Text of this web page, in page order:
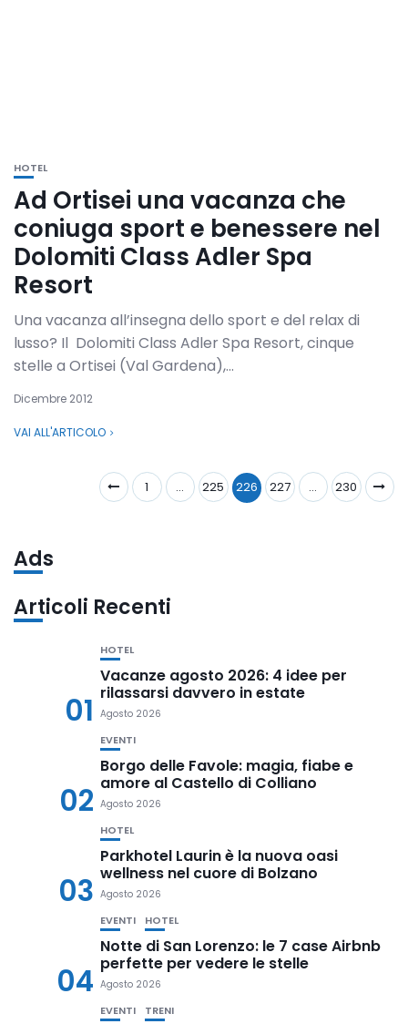
HOTEL
Ad Ortisei una vacanza che
coniuga sport e benessere nel
Dolomiti Class Adler Spa
Resort
Una vacanza all’insegna dello sport e del relax di
lusso? Il Dolomiti Class Adler Spa Resort, cinque
stelle a Ortisei (Val Gardena),...
Dicembre 2012
VAI ALL'ARTICOLO
1 … 225 226 227 … 230
Ads
Articoli Recenti
01
HOTEL
Vacanze agosto 2026: 4 idee per
rilassarsi davvero in estate
Agosto 2026
02
EVENTI
Borgo delle Favole: magia, fiabe e
amore al Castello di Colliano
Agosto 2026
03
HOTEL
Parkhotel Laurin è la nuova oasi
wellness nel cuore di Bolzano
Agosto 2026
04
EVENTI HOTEL
Notte di San Lorenzo: le 7 case Airbnb
perfette per vedere le stelle
Agosto 2026
EVENTI TRENI